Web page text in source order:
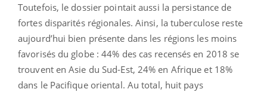
Toutefois, le dossier pointait aussi la persistance de
fortes disparités régionales. Ainsi, la tuberculose reste
aujourd’hui bien présente dans les régions les moins
favorisés du globe : 44% des cas recensés en 2018 se
trouvent en Asie du Sud-Est, 24% en Afrique et 18%
dans le Pacifique oriental. Au total, huit pays